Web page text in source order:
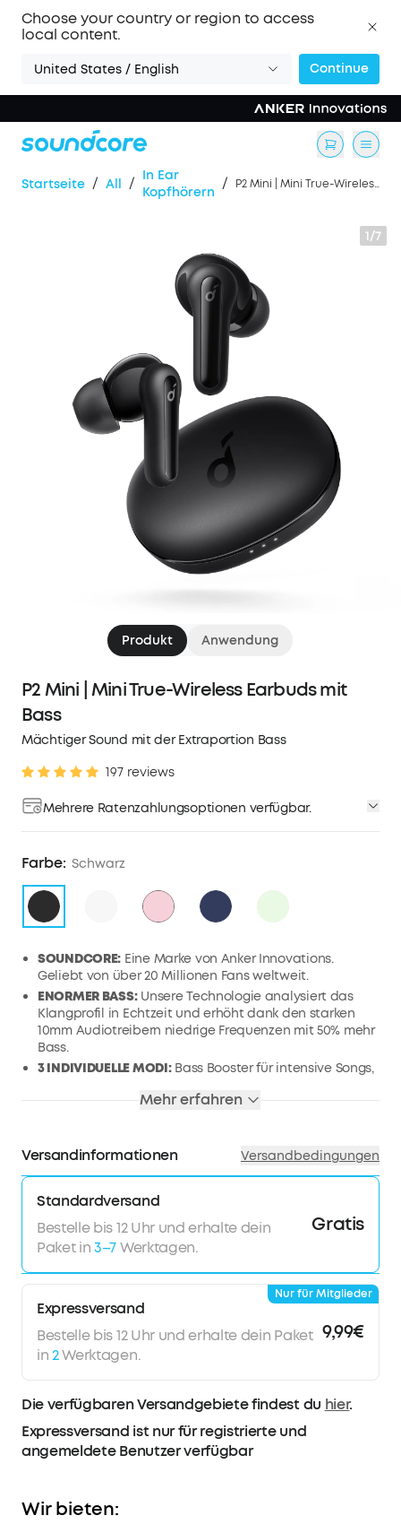
Choose your country or region to access
local content.
United States / English Continue
Startseite / All / In Ear
Kopfhörern / P2 Mini | Mini True-Wireless Earbuds mit Bass
1/7
Produkt Anwendung
P2 Mini | Mini True-Wireless Earbuds mit
Bass
Mächtiger Sound mit der Extraportion Bass
197 reviews
Mehrere Ratenzahlungsoptionen verfügbar.
Farbe: Schwarz
SOUNDCORE: Eine Marke von Anker Innovations.
Geliebt von über 20 Millionen Fans weltweit.
ENORMER BASS:Unsere Technologie analysiert das
Klangprofil in Echtzeit und erhöht dank den starken
10mm Audiotreibern niedrige Frequenzen mit 50% mehr
Bass.
3 INDIVIDUELLE MODI:Bass Booster für intensive Songs,
soundcore Signature Modus für alle weiteren
der In-Ear Kopfhörer wiegt 4,6 Gramm und ist um 10%
leichter als Standard-Earbuds - für absolut bequeme
Schwerelosigkeit.
TELEFONIEREN MIT K.I.:
Mikrofone deiner P2 Mini Kopfhörer in idealer
Ausrichtung positioniert und tausende von Malen
Telefonieren so messerscharf wie möglich zu hören ist.
Mehr erfahren
Versandinformationen Versandbedingungen
Standardversand
Bestelle bis 12 Uhr und erhalte dein
Paket in3–7Werktagen.
Gratis
Expressversand
Bestelle bis 12 Uhr und erhalte dein Paket
in2Werktagen.
9,99€
Nur für Mitglieder
Die verfügbaren Versandgebiete findest du hier.
Expressversand ist nur für registrierte und
angemeldete Benutzer verfügbar
Wir bieten: